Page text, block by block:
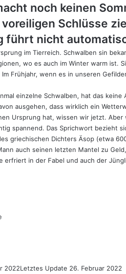
noch keinen
Schlüsse
führt nicht
im Tierreich. Schwalben sin
wo es auch im Winter warm ist.
Frühjahr, wenn es in unseren
einzelne Schwalben, hat das
ausgehen, dass wirklich ein
Ursprung hat, wissen wir jetzt. Aber
spannend. Das Sprichwort bezieht
griechischen Dichters Äsop (etwa
auch seinen letzten Mantel zu
erfriert in der Fabel und auch der
2022Letztes Update 26. Februar 2022